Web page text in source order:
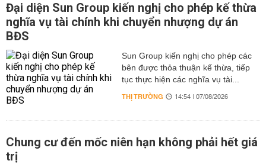
Đại diện Sun Group kiến nghị cho phép kế thừa
nghĩa vụ tài chính khi chuyển nhượng dự án
BĐS
Sun Group kiến nghị cho phép các
bên được thỏa thuận kế thừa, tiếp
tục thực hiện các nghĩa vụ tài...
THỊ TRƯỜNG 14:54 | 07/08/2026
Chung cư đến mốc niên hạn không phải hết giá
trị